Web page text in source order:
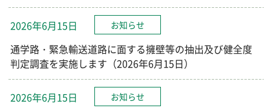
2026年6月15日 お知らせ
通学路・緊急輸送道路に面する擁壁等の抽出及び健全度
判定調査を実施します（2026年6月15日）
2026年6月15日 お知らせ